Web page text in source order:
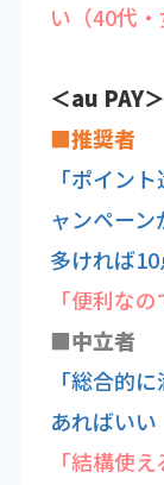
い（40代・
＜au PAY＞
■推奨者
「ポイン
ャンペー
多ければ10
「便利な
■中立者
「総合的
あればいい
「結構使